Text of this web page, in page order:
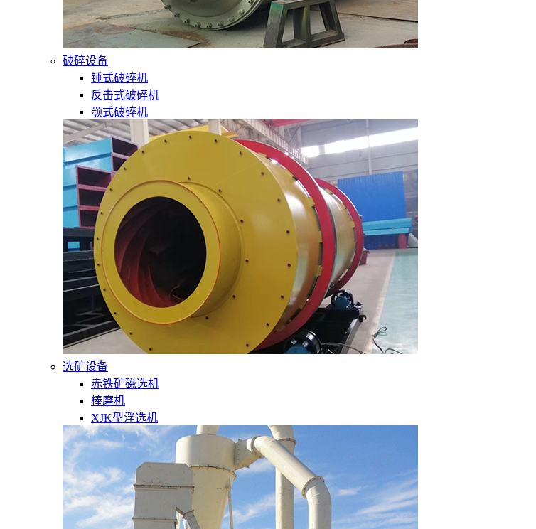
破碎设备
锤式破碎机
反击式破碎机
颚式破碎机
选矿设备
赤铁矿磁选机
棒磨机
XJK型浮选机